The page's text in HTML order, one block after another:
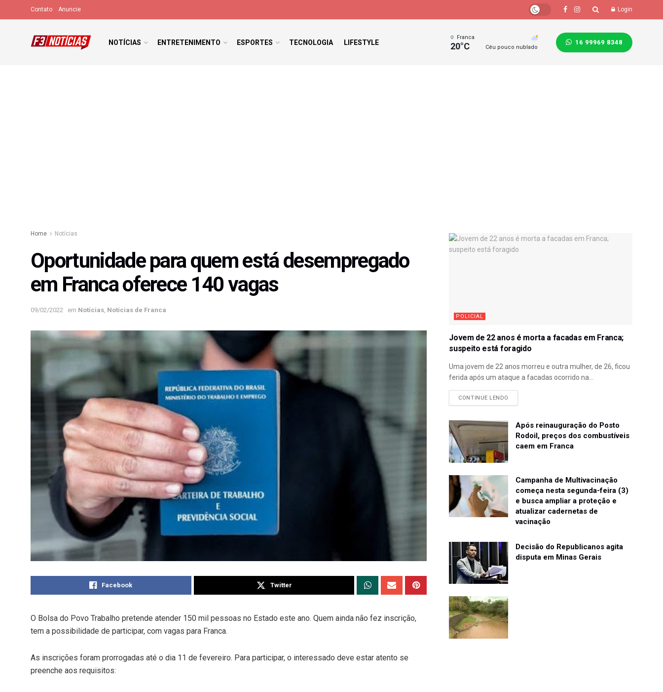
Contato Anuncie Login
NOTÍCIAS ENTRETENIMENTO ESPORTES TECNOLOGIA LIFESTYLE
Franca
20°C Céu pouco nublado
16 99969 8348
Home Notícias
Oportunidade para quem está desempregado
em Franca oferece 140 vagas
09/02/2022 em Notícias Notícias de Franca
Facebook Twitter
O Bolsa do Povo Trabalho pretende atender 150 mil pessoas no Estado este ano. Quem ainda não fez inscrição,
tem a possibilidade de participar, com vagas para Franca.
As inscrições foram prorrogadas até o dia 11 de fevereiro. Para participar, o interessado deve estar atento se
preenche aos requisitos:
POLICIAL
Jovem de 22 anos é morta a facadas em Franca;
suspeito está foragido
Uma jovem de 22 anos morreu e outra mulher, de 26, ficou
ferida após um ataque a facadas ocorrido na...
CONTINUE LENDO
Após reinauguração do Posto
Rodoil, preços dos combustíveis
caem em Franca
Campanha de Multivacinação
começa nesta segunda-feira (3)
e busca ampliar a proteção e
atualizar cadernetas de
vacinação
Decisão do Republicanos agita
disputa em Minas Gerais